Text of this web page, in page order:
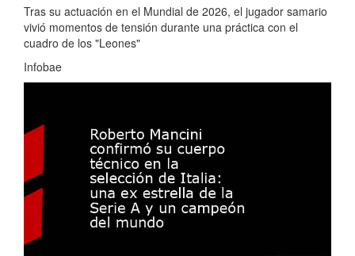
Tras su actuación en el Mundial de 2026, el jugador samario
vivió momentos de tensión durante una práctica con el
cuadro de los "Leones"
Infobae